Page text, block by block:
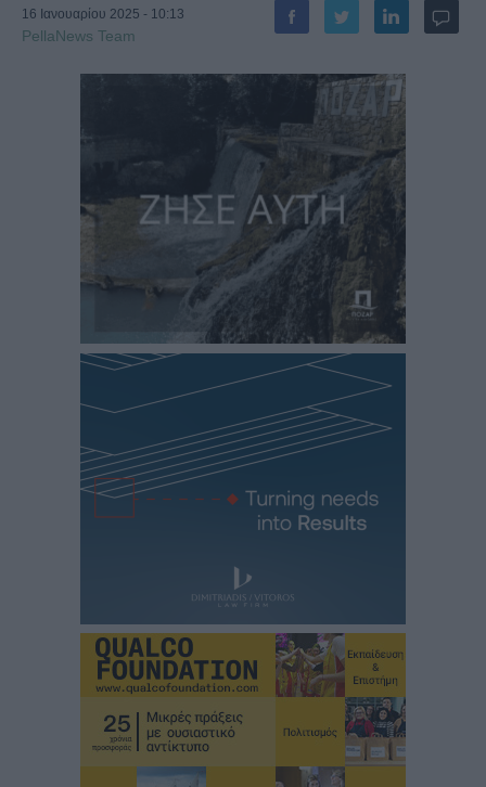
16 Ιανουαρίου 2025 - 10:13
PellaNews Team